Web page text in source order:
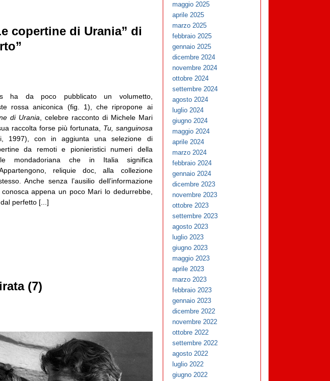
copertine di Urania” di
ha da poco pubblicato un volumetto,
rossa aniconica (fig. 1), che ripropone ai
di Urania, celebre racconto di Michele Mari
raccolta forse più fortunata, Tu, sanguinosa
1997), con in aggiunta una selezione di
da remoti e pionieristici numeri della
mondadoriana che in Italia significa
Appartengono, reliquie doc, alla collezione
Anche senza l’ausilio dell’informazione
conosca appena un poco Mari lo dedurrebbe,
perfetto [...]
(7)
maggio 2025
aprile 2025
marzo 2025
febbraio 2025
gennaio 2025
dicembre 2024
novembre 2024
ottobre 2024
settembre 2024
agosto 2024
luglio 2024
giugno 2024
maggio 2024
aprile 2024
marzo 2024
febbraio 2024
gennaio 2024
dicembre 2023
novembre 2023
ottobre 2023
settembre 2023
agosto 2023
luglio 2023
giugno 2023
maggio 2023
aprile 2023
marzo 2023
febbraio 2023
gennaio 2023
dicembre 2022
novembre 2022
ottobre 2022
settembre 2022
agosto 2022
luglio 2022
giugno 2022